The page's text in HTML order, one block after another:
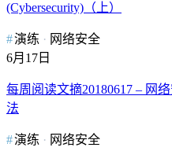
(Cybersecurity)（上）
演练
网络安全
6月17日
每周阅读文摘20180617 – 网
法
演练
网络安全